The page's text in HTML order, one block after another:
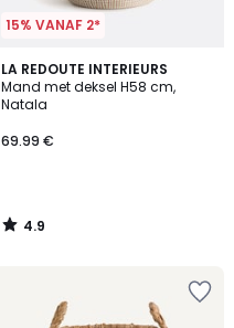
15% VANAF 2*
LA REDOUTE INTERIEURS
Mand met deksel H58 cm,
Natala
69.99 €
4.9
/ 5
4.9
/